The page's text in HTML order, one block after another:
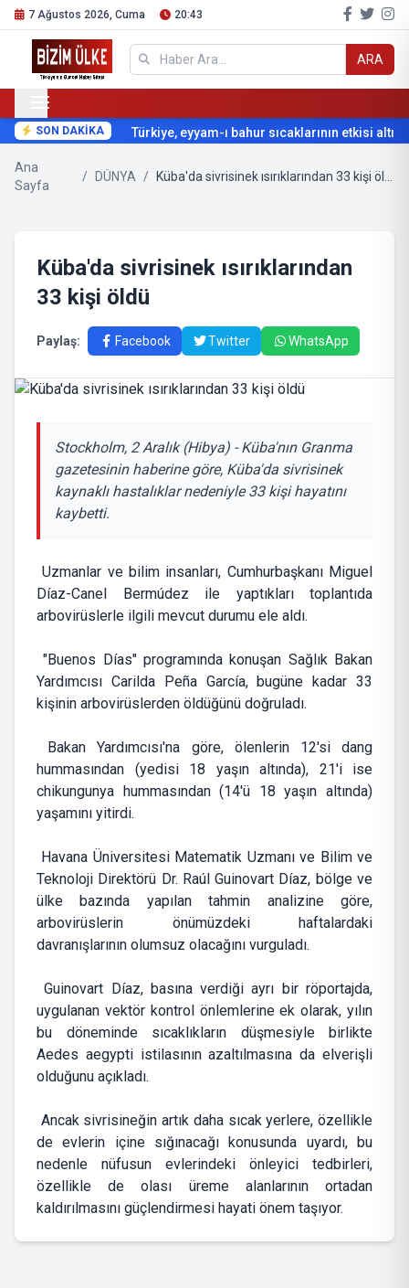
7 Ağustos 2026, Cuma 20:43
ARA
SON DAKİKA Türkiye, eyyam-ı bahur sıcaklarının etkisi
Ana
Sayfa
/ DÜNYA /
Küba'da sivrisinek ısırıklarından
33 kişi öldü
Paylaş: Facebook Twitter WhatsApp
Stockholm, 2 Aralık (Hibya) - Küba'nın Granma
gazetesinin haberine göre, Küba'da sivrisinek
kaynaklı hastalıklar nedeniyle 33 kişi hayatını
kaybetti.
Uzmanlar ve bilim insanları, Cumhurbaşkanı Miguel
Díaz-Canel Bermúdez ile yaptıkları toplantıda
arbovirüslerle ilgili mevcut durumu ele aldı.
"Buenos Días" programında konuşan Sağlık Bakan
Yardımcısı Carilda Peña García, bugüne kadar 33
kişinin arbovirüslerden öldüğünü doğruladı.
Bakan Yardımcısı'na göre, ölenlerin 12'si dang
hummasından (yedisi 18 yaşın altında), 21'i ise
chikungunya hummasından (14'ü 18 yaşın altında)
yaşamını yitirdi.
Havana Üniversitesi Matematik Uzmanı ve Bilim ve
Teknoloji Direktörü Dr. Raúl Guinovart Díaz, bölge ve
ülke bazında yapılan tahmin analizine göre,
arbovirüslerin önümüzdeki haftalardaki
davranışlarının olumsuz olacağını vurguladı.
Guinovart Díaz, basına verdiği ayrı bir röportajda,
uygulanan vektör kontrol önlemlerine ek olarak, yılın
bu döneminde sıcaklıkların düşmesiyle birlikte
Aedes aegypti istilasının azaltılmasına da elverişli
olduğunu açıkladı.
Ancak sivrisineğin artık daha sıcak yerlere, özellikle
de evlerin içine sığınacağı konusunda uyardı, bu
nedenle nüfusun evlerindeki önleyici tedbirleri,
özellikle de olası üreme alanlarının ortadan
kaldırılmasını güçlendirmesi hayati önem taşıyor.